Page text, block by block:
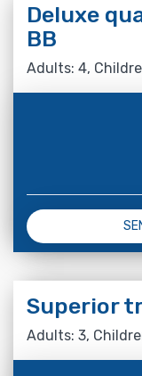
Deluxe
BB
Adults: 4,
Superior
Adults: 3,